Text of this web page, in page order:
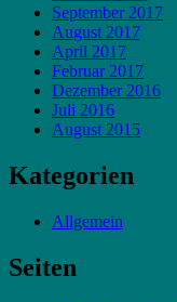
September 2017
August 2017
April 2017
Februar 2017
Dezember 2016
Juli 2016
August 2015
Kategorien
Allgemein
Seiten